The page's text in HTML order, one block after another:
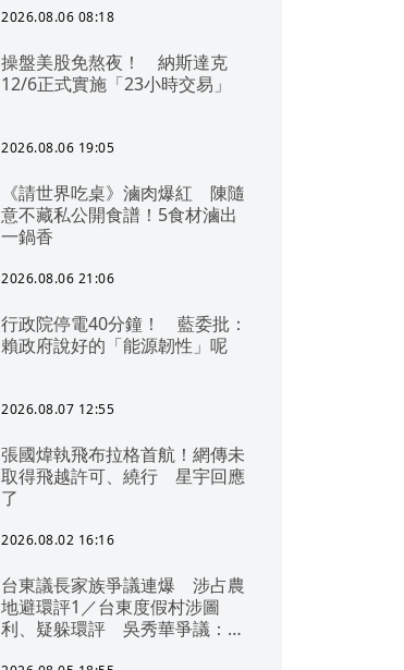
2026.08.06 08:18
操盤美股免熬夜！ 納斯達克
12/6正式實施「23小時交易」
2026.08.06 19:05
《請世界吃桌》滷肉爆紅 陳隨
意不藏私公開食譜！5食材滷出
一鍋香
2026.08.06 21:06
行政院停電40分鐘！ 藍委批：
賴政府說好的「能源韌性」呢
2026.08.07 12:55
張國煒執飛布拉格首航！網傳未
取得飛越許可、繞行 星宇回應
了
2026.08.02 16:16
台東議長家族爭議連爆 涉占農
地避環評1／台東度假村涉圖
利、疑躲環評 吳秀華爭議：概